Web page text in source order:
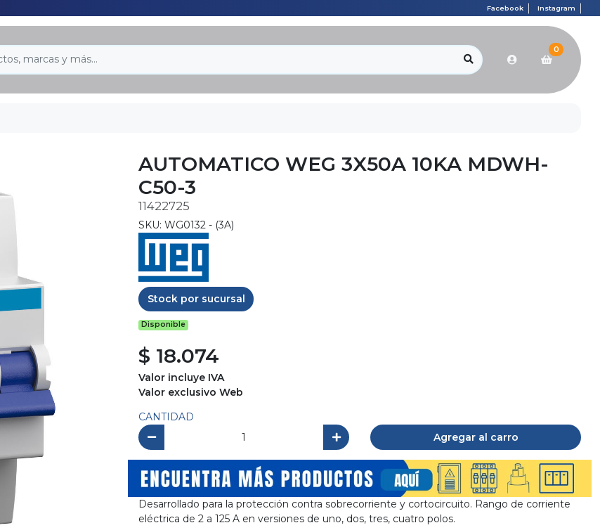
Facebook Instagram
0
AUTOMATICO WEG 3X50A 10KA MDWH-
C50-3
11422725
SKU: WG0132 - (3A)
Stock por sucursal
Disponible
$ 18.074
Valor incluye IVA
Valor exclusivo Web
CANTIDAD
Agregar al carro
Desarrollado para la protección contra sobrecorriente y cortocircuito. Rango de corriente
eléctrica de 2 a 125 A en versiones de uno, dos, tres, cuatro polos.